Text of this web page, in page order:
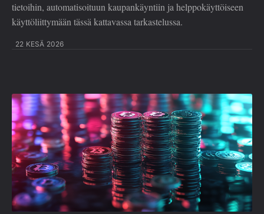
tietoihin, automatisoituun kaupankäyntiin ja helppokäyttöiseen
käyttöliittymään tässä kattavassa tarkastelussa.
22 KESÄ 2026